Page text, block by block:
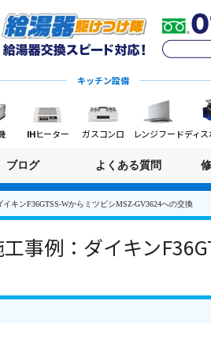
キッチン設備
IHヒーター ガスコンロ レンジフードディ
ブログ よくある質問
キンF36GTSS-WからミツビシMSZ-GV3624への交換
事例：ダイキン